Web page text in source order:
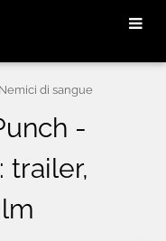
di sangue
-
trailer,